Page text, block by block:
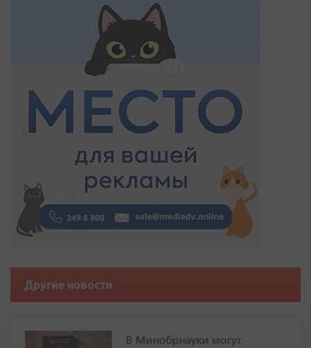
Другие новости
В Минобрнауки могут